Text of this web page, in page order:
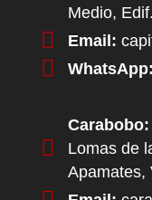
Medio,
Email:
WhatsApp:
Carabobo:
Lomas de
Apamates,